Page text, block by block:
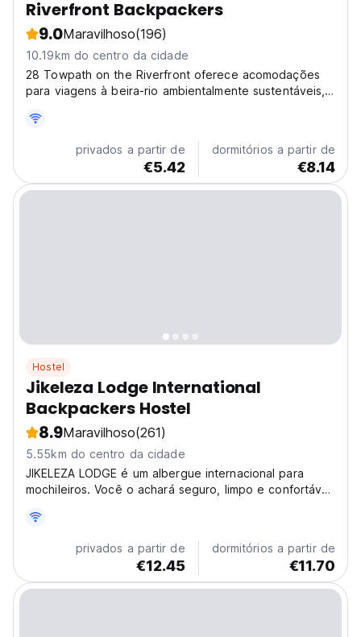
Riverfront Backpackers
9.0Maravilhoso(196)
10.19km do centro da cidade
28 Towpath on the Riverfront oferece acomodações
para viagens à beira-rio ambientalmente sustentáveis,
responsável, voluntariado ou relaxamento.
privados a partir de
€5.42
dormitórios a partir de
€8.14
Hostel
Jikeleza Lodge International
Backpackers Hostel
8.9Maravilhoso(261)
5.55km do centro da cidade
JIKELEZA LODGE é um albergue internacional para
mochileiros. Você o achará seguro, limpo e confortável,
hospitalidade sul-africana...
privados a partir de
€12.45
dormitórios a partir de
€11.70